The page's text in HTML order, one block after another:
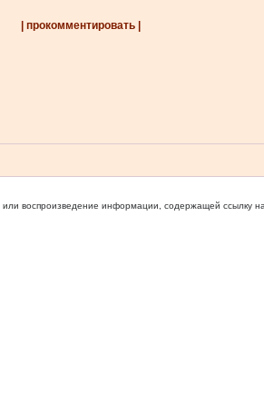
| прокомментировать |
воспроизведение информации, содержащей ссылку